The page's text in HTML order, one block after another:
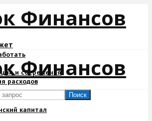
и сбережения
расходов
деньги
капитал
Поиск